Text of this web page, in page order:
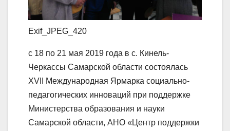
Exif_JPEG_420
с 18 по 21 мая 2019 года в с. Кинель-
Черкассы Самарской области состоялась
XVII Международная Ярмарка социально-
педагогических инноваций при поддержке
Министерства образования и науки
Самарской области, АНО «Центр поддержки